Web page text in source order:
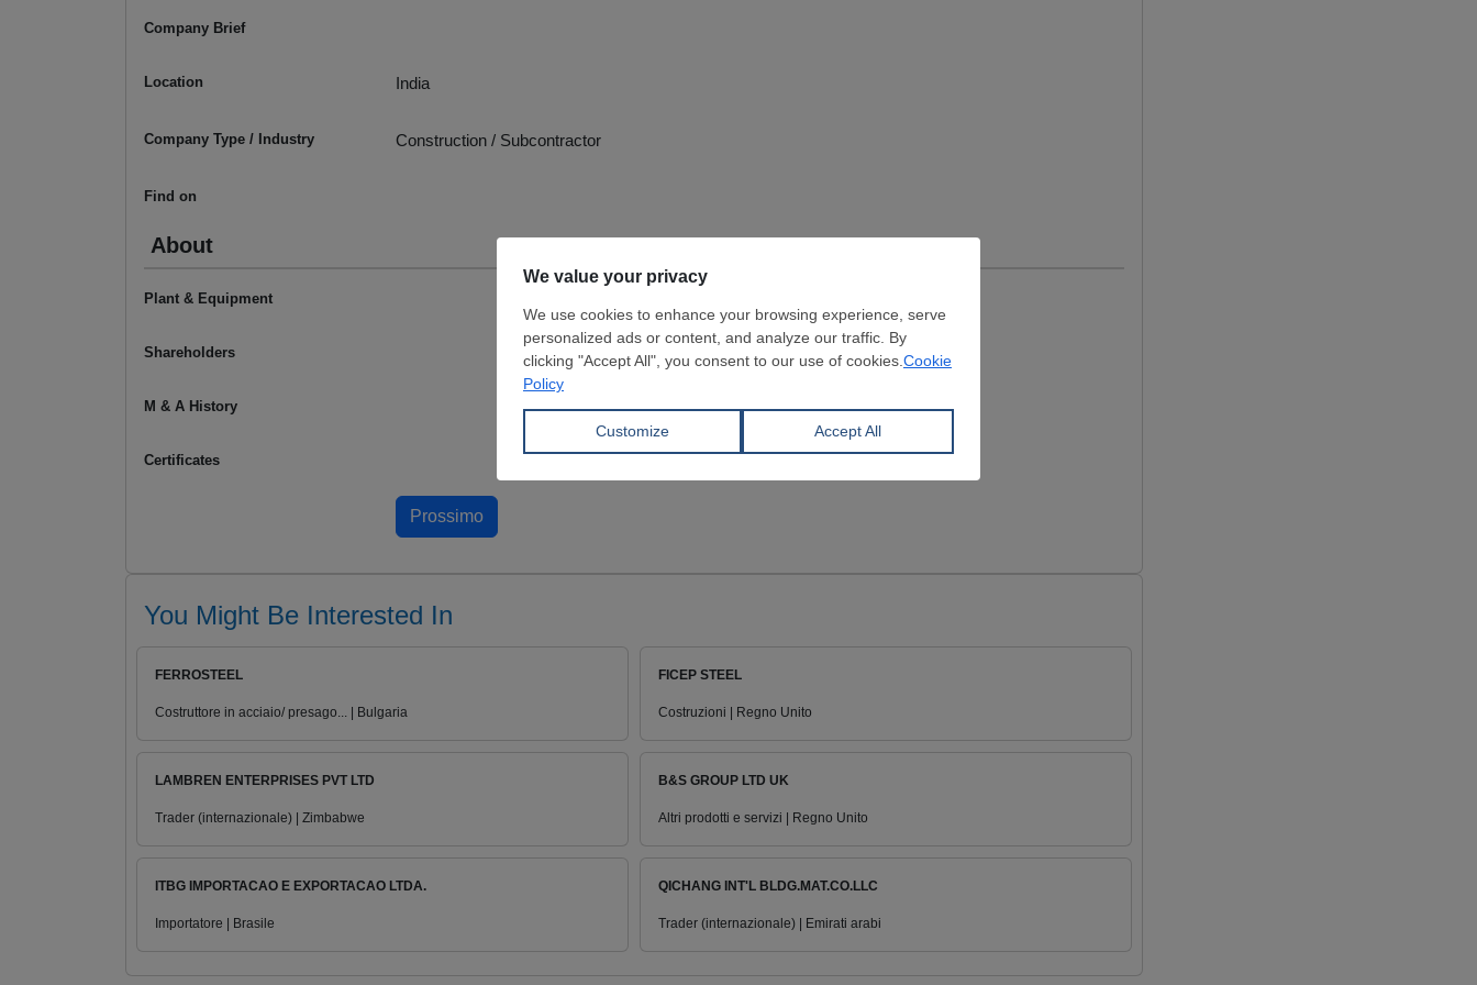
Company Brief
Location India
Company Type / Industry Construction / Subcontractor
Find on
About
Plant & Equipment
Shareholders
M & A History
Certificates
You Might Be Interested In
FERROSTEEL
Costruttore in acciaio/ presago... | Bulgaria
FICEP STEEL
Costruzioni | Regno Unito
LAMBREN ENTERPRISES PVT LTD
Trader (internazionale) | Zimbabwe
B&S GROUP LTD UK
Altri prodotti e servizi | Regno Unito
ITBG IMPORTACAO E EXPORTACAO LTDA.
Importatore | Brasile
QICHANG INT'L BLDG.MAT.CO.LLC
Trader (internazionale) | Emirati arabi